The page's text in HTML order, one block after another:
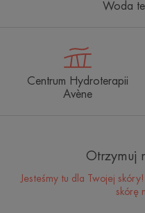
Woda
Centrum Hydroterapii
Avène
Otrzymuj
Jesteśmy tu dla Twojej
skórę